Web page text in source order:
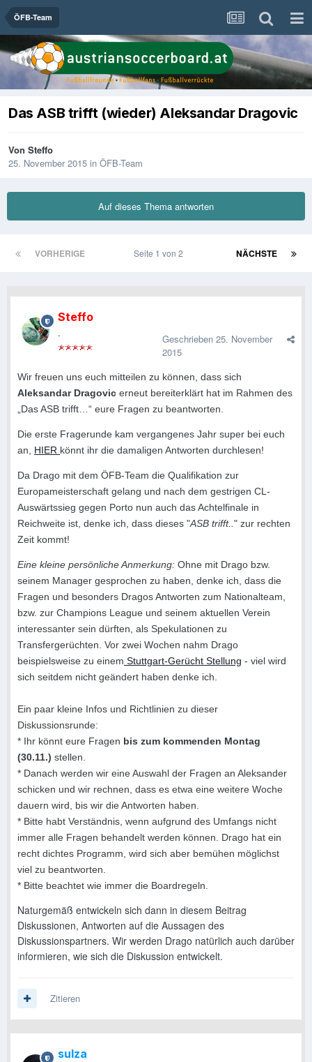
ÖFB-Team
Das ASB trifft (wieder) Aleksandar Dragovic
Von Steffo
25. November 2015 in ÖFB-Team
Auf dieses Thema antworten
VORHERIGE NÄCHSTE
Seite 1 von 2
Steffo
. Geschrieben 25. November
2015
Wir freuen uns euch mitteilen zu können, dass sich
Aleksandar Dragovic erneut bereiterklärt hat im Rahmen des
„Das ASB trifft…“ eure Fragen zu beantworten.
Die erste Fragerunde kam vergangenes Jahr super bei euch
an, HIER könnt ihr die damaligen Antworten durchlesen!
Da Drago mit dem ÖFB-Team die Qualifikation zur
Europameisterschaft gelang und nach dem gestrigen CL-
Auswärtssieg gegen Porto nun auch das Achtelfinale in
Reichweite ist, denke ich, dass dieses "ASB trifft.." zur rechten
Zeit kommt!
Eine kleine persönliche Anmerkung: Ohne mit Drago bzw.
seinem Manager gesprochen zu haben, denke ich, dass die
Fragen und besonders Dragos Antworten zum Nationalteam,
bzw. zur Champions League und seinem aktuellen Verein
interessanter sein dürften, als Spekulationen zu
Transfergerüchten. Vor zwei Wochen nahm Drago
beispielsweise zu einem Stuttgart-Gerücht Stellung - viel wird
sich seitdem nicht geändert haben denke ich.
Ein paar kleine Infos und Richtlinien zu dieser
Diskussionsrunde:
* Ihr könnt eure Fragen bis zum kommenden Montag
(30.11.) stellen.
* Danach werden wir eine Auswahl der Fragen an Aleksander
schicken und wir rechnen, dass es etwa eine weitere Woche
dauern wird, bis wir die Antworten haben.
* Bitte habt Verständnis, wenn aufgrund des Umfangs nicht
immer alle Fragen behandelt werden können. Drago hat ein
recht dichtes Programm, wird sich aber bemühen möglichst
viel zu beantworten.
* Bitte beachtet wie immer die Boardregeln.
Naturgemäß entwickeln sich dann in diesem Beitrag
Diskussionen, Antworten auf die Aussagen des
Diskussionspartners. Wir werden Drago natürlich auch darüber
informieren, wie sich die Diskussion entwickelt.
Zitieren
sulza